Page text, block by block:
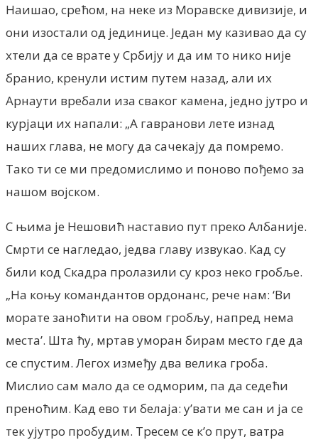
Наишао, срећом, на неке из Моравске дивизије, и
они изостали од јединице. Један му казивао да су
хтели да се врате у Србију и да им то нико није
бранио, кренули истим путем назад, али их
Арнаути вребали иза сваког камена, једно јутро и
курјаци их напали: „А гавранови лете изнад
наших глава, не могу да сачекају да помремо.
Тако ти се ми предомислимо и поново пођемо за
нашом војском.
С њима је Нешовић наставио пут преко Албаније.
Смрти се нагледао, једва главу извукао. Кад су
били код Скадра пролазили су кроз неко гробље.
„На коњу командантов ордонанс, рече нам: ‘Ви
морате заноћити на овом гробљу, напред нема
места’. Шта ћу, мртав уморан бирам место где да
се спустим. Легох између два велика гроба.
Мислио сам мало да се одморим, па да седећи
преноћим. Кад ево ти белаја: у’вати ме сан и ја се
тек ујутро пробудим. Тресем се к’о прут, ватра